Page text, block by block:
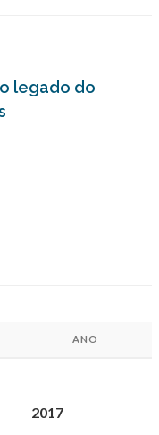
legado do
ANO
2017